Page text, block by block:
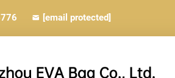
[email protected]